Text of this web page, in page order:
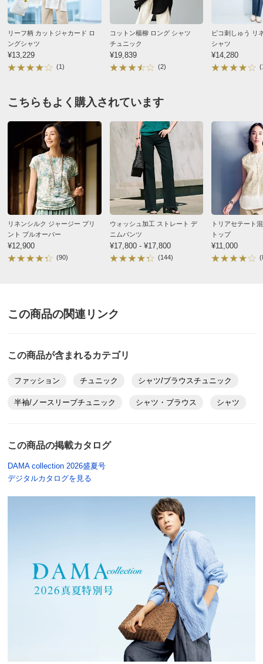
ゆき丈 28
襟天幅 16 17
襟前下がり 9 10
襟後下がり 3
スリット長さ（脇） 30
※重量はあくまでも目安となります。商品によっては中心
サイズを参考に掲載しています。
サイズ表記について（ファッション） 商品の測定について
商品の特徴
弱い手洗い出来ます。（洗濯機は使用できません）
すべての口コミを見る
リーフ柄 カットジャカード ロ
ングシャツ
¥13,229
(1)
コットン楊柳 ロング シャツ
チュニック
¥19,839
(2)
ピコ刺しゅう リ
シャツ
¥14,280
こちらもよく購入されています
リネンシルク ジャージー プリ
ント プルオーバー
¥12,900
(90)
ウォッシュ加工 ストレート デ
ニムパンツ
¥17,800 - ¥17,800
(144)
トリアセテート
トップ
¥11,000
この商品の関連リンク
この商品が含まれるカテゴリ
ファッション チュニック シャツ/ブラウスチュニック
半袖/ノースリーブチュニック シャツ・ブラウス シャツ
この商品の掲載カタログ
DAMA collection 2026盛夏号
デジタルカタログを見る